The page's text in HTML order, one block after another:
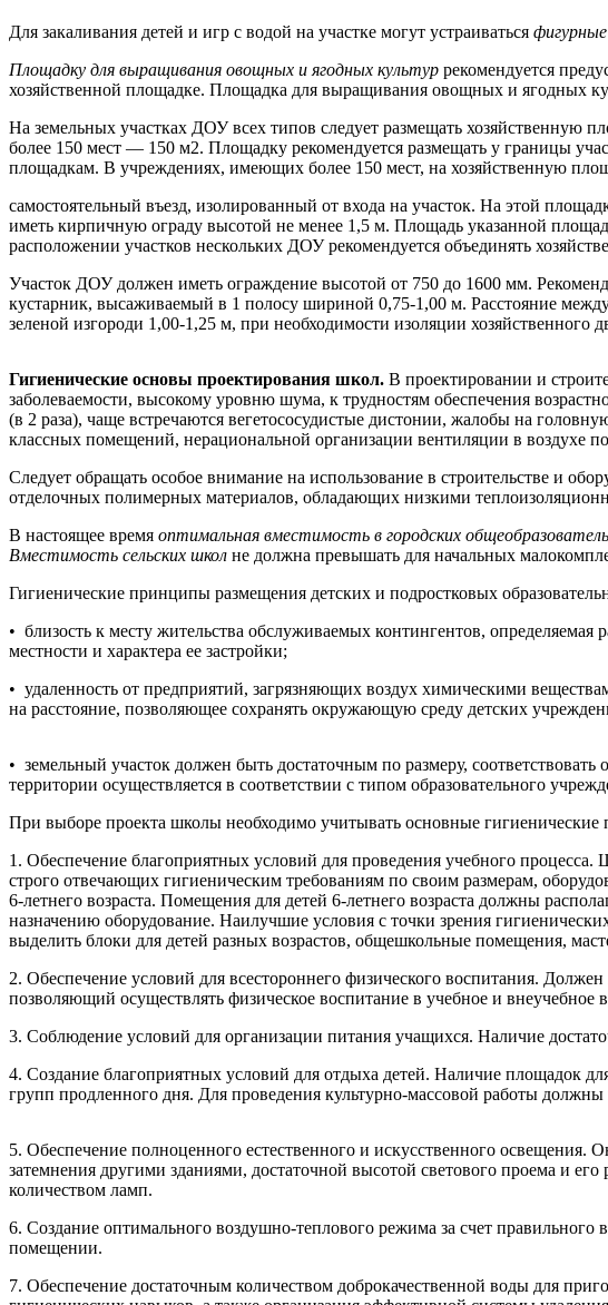
Для закаливания детей и игр с водой на участке могут устраиваться
Площадку для выращивания овощных и ягодных культур рекомендуется
хозяйственной площадке. Площадка для выращивания овощных и ягодных
На земельных участках ДОУ всех типов следует размещать
более 150 мест — 150 м2. Площадку рекомендуется размещать у границы
площадкам. В учреждениях, имеющих более 150 мест, на хозяйственную
самостоятельный въезд, изолированный от входа на участок. На этой
иметь кирпичную ограду высотой не менее 1,5 м. Площадь указанной
расположении участков нескольких ДОУ рекомендуется объединять
Участок ДОУ должен иметь ограждение высотой от 750 до 1600 мм.
кустарник, высаживаемый в 1 полосу шириной 0,75-1,00 м. Расстояние
зеленой изгороди 1,00-1,25 м, при необходимости изоляции хозяйственного
Гигиенические основы проектирования школ. В проектировании и
заболеваемости, высокому уровню шума, к трудностям обеспечения
(в 2 раза), чаще встречаются вегетососудистые дистонии, жалобы на
классных помещений, нерациональной организации вентиляции в
Следует обращать особое внимание на использование в строительстве и
отделочных полимерных материалов, обладающих низкими
В настоящее время оптимальная вместимость в городских
Вместимость сельских школ не должна превышать для начальных
Гигиенические принципы размещения детских и подростковых
• близость к месту жительства обслуживаемых контингентов, определяемая
местности и характера ее застройки;
• удаленность от предприятий, загрязняющих воздух химическими
на расстояние, позволяющее сохранять окружающую среду детских
• земельный участок должен быть достаточным по размеру,
территории осуществляется в соответствии с типом образовательного
При выборе проекта школы необходимо учитывать основные гигиенические
1. Обеспечение благоприятных условий для проведения учебного
строго отвечающих гигиеническим требованиям по своим размерам,
6-летнего возраста. Помещения для детей 6-летнего возраста должны
назначению оборудование. Наилучшие условия с точки зрения
выделить блоки для детей разных возрастов, общешкольные помещения,
2. Обеспечение условий для всестороннего физического воспитания.
позволяющий осуществлять физическое воспитание в учебное и
3. Соблюдение условий для организации питания учащихся. Наличие
4. Создание благоприятных условий для отдыха детей. Наличие площадок
групп продленного дня. Для проведения культурно-массовой работы
5. Обеспечение полноценного естественного и искусственного освещения.
затемнения другими зданиями, достаточной высотой светового проема и
количеством ламп.
6. Создание оптимального воздушно-теплового режима за счет
помещении.
7. Обеспечение достаточным количеством доброкачественной воды для